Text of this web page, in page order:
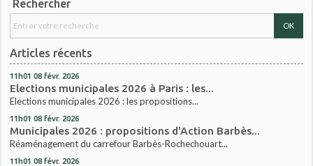
Rechercher
Articles récents
11h01 08 févr. 2026
Elections municipales 2026 à Paris : les...
Elections municipales 2026 : les propositions...
11h01 08 févr. 2026
Municipales 2026 : propositions d'Action Barbès...
Réaménagement du carrefour Barbès-Rochechouart...
11h01 08 févr. 2026